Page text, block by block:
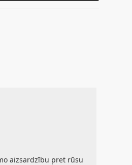
aizsardzību pret rūsu